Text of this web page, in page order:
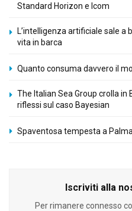
Standard Horizon e Icom
L’intelligenza artificiale sale a
vita in barca
Quanto consuma davvero il
The Italian Sea Group crolla
riflessi sul caso Bayesian
Spaventosa tempesta a
Iscriviti alla
Per rimanere connesso